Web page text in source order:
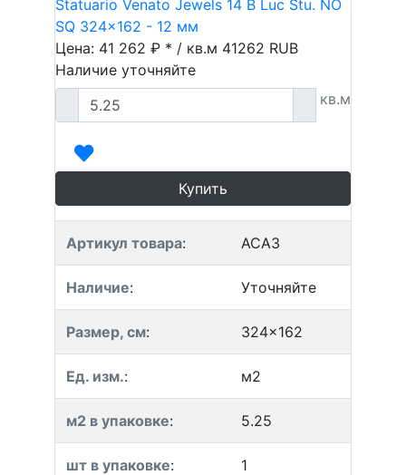
Statuario Venato Jewels 14 B Luc Stu. NO
SQ 324x162 - 12 мм
Цена: 41 262 ₽ * / кв.м 41262 RUB
Наличие уточняйте
кв.м
Купить
Артикул товара: ACA3
Наличие: Уточняйте
Размер, см: 324x162
Ед. изм.: м2
м2 в упаковке: 5.25
шт в упаковке: 1